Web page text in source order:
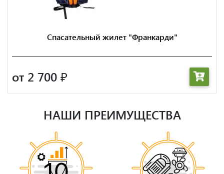
Спасательный жилет "Франкарди"
от 2 700 ₽
НАШИ ПРЕИМУЩЕСТВА